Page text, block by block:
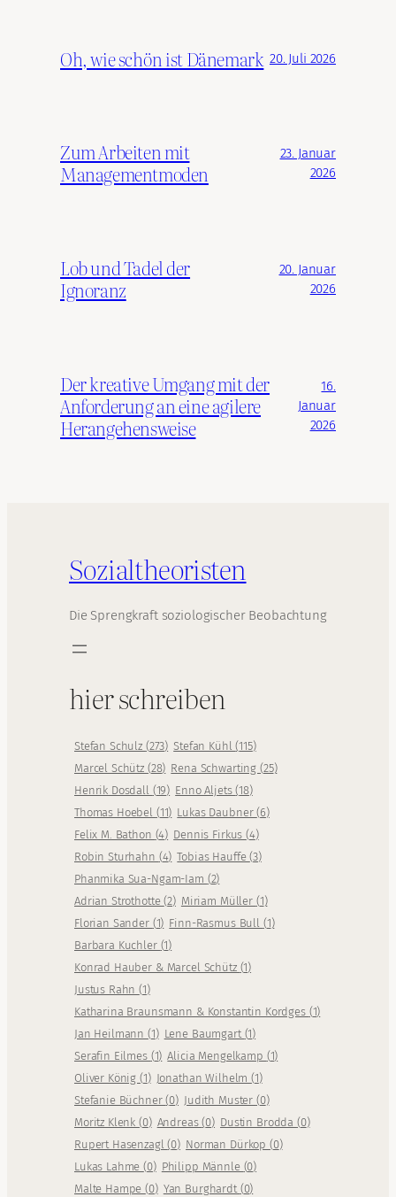
Oh, wie schön ist Dänemark 20. Juli 2026
Zum Arbeiten mit
Managementmoden
23. Januar
2026
Lob und Tadel der
Ignoranz
20. Januar
2026
Der kreative Umgang mit der
Anforderung an eine agilere
Herangehensweise
16.
Januar
2026
Sozialtheoristen
Die Sprengkraft soziologischer Beobachtung
hier schreiben
Stefan Schulz (273) Stefan Kühl(115)
Marcel Schütz (28) Rena Schwarting (25)
Henrik Dosdall (19) Enno Aljets(18)
Thomas Hoebel (11) Lukas Daubner(6)
Felix M. Bathon (4) Dennis Firkus(4)
Robin Sturhahn (4) Tobias Hauffe(3)
Phanmika Sua-Ngam-Iam (2)
Adrian Strothotte(2) Miriam Müller (1)
Florian Sander (1) Finn-Rasmus Bull (1)
Barbara Kuchler (1)
Konrad Hauber & Marcel Schütz (1)
Justus Rahn(1)
Katharina Braunsmann & Konstantin Kordges (1)
Jan Heilmann(1) Lene Baumgart (1)
Serafin Eilmes (1) Alicia Mengelkamp (1)
Oliver König(1) Jonathan Wilhelm(1)
Stefanie Büchner(0) Judith Muster (0)
Moritz Klenk(0) Andreas(0) Dustin Brodda (0)
Rupert Hasenzagl(0) Norman Dürkop (0)
Lukas Lahme(0) Philipp Männle (0)
Malte Hampe(0) Yan Burghardt (0)